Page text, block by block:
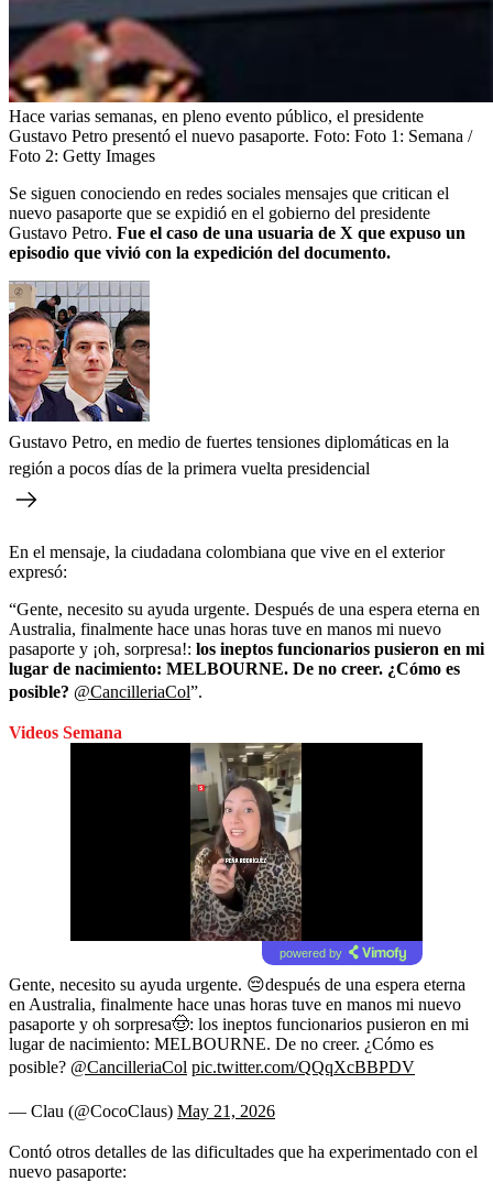
Hace varias semanas, en pleno evento público, el presidente
Gustavo Petro presentó el nuevo pasaporte. Foto: Foto 1: Semana /
Foto 2: Getty Images
Se siguen conociendo en redes sociales mensajes que critican el
nuevo pasaporte que se expidió en el gobierno del presidente
Gustavo Petro. Fue el caso de una usuaria de X que expuso un
episodio que vivió con la expedición del documento.
Gustavo Petro, en medio de fuertes tensiones diplomáticas en la
región a pocos días de la primera vuelta presidencial
En el mensaje, la ciudadana colombiana que vive en el exterior
expresó:
“Gente, necesito su ayuda urgente. Después de una espera eterna en
Australia, finalmente hace unas horas tuve en manos mi nuevo
pasaporte y ¡oh, sorpresa!: los ineptos funcionarios pusieron en mi
lugar de nacimiento: MELBOURNE. De no creer. ¿Cómo es
posible? @CancilleriaCol”.
Videos Semana
powered by
Gente, necesito su ayuda urgente. 😔después de una espera eterna
en Australia, finalmente hace unas horas tuve en manos mi nuevo
pasaporte y oh sorpresa🤠: los ineptos funcionarios pusieron en mi
lugar de nacimiento: MELBOURNE. De no creer. ¿Cómo es
posible? @CancilleriaCol pic.twitter.com/QQqXcBBPDV
— Clau (@CocoClaus) May 21, 2026
Contó otros detalles de las dificultades que ha experimentado con el
nuevo pasaporte: